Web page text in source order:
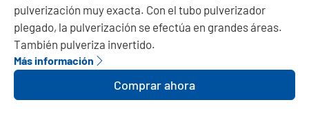
pulverización muy exacta. Con el tubo pulverizador
plegado, la pulverización se efectúa en grandes áreas.
También pulveriza invertido.
Más información
Comprar ahora